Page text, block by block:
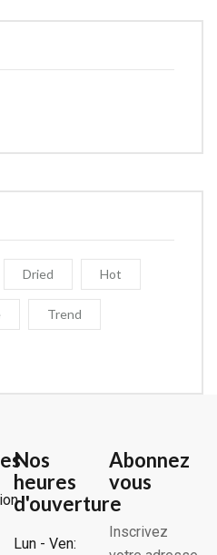
Dried Hot
Trend
Nos
heures
d'ouverture
Lun - Ven:
Abonnez
vous
Inscrivez